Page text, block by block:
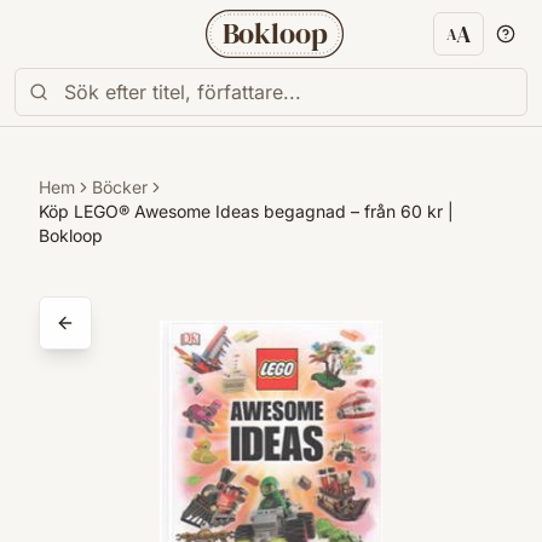
Bokloop AA
Hem
Böcker
Köp LEGO® Awesome Ideas begagnad – från 60 kr |
Bokloop